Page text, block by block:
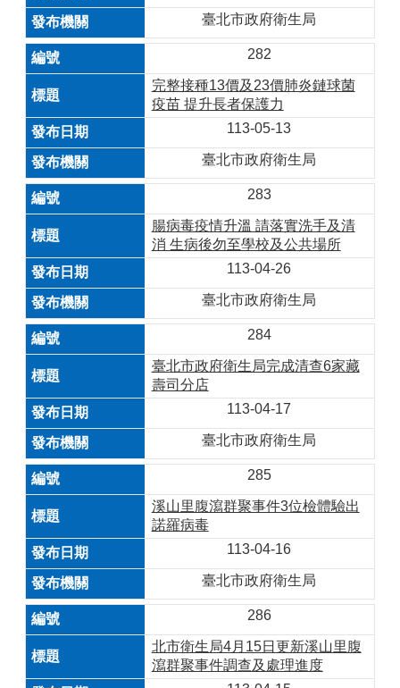
臺北市政府衛生局
282
完整接種13價及23價肺炎鏈球菌
疫苗 提升長者保護力
113-05-13
臺北市政府衛生局
283
腸病毒疫情升溫 請落實洗手及清
消 生病後勿至學校及公共場所
113-04-26
臺北市政府衛生局
284
臺北市政府衛生局完成清查6家藏
壽司分店
113-04-17
臺北市政府衛生局
285
溪山里腹瀉群聚事件3位檢體驗出
諾羅病毒
113-04-16
臺北市政府衛生局
286
北市衛生局4月15日更新溪山里腹
瀉群聚事件調查及處理進度